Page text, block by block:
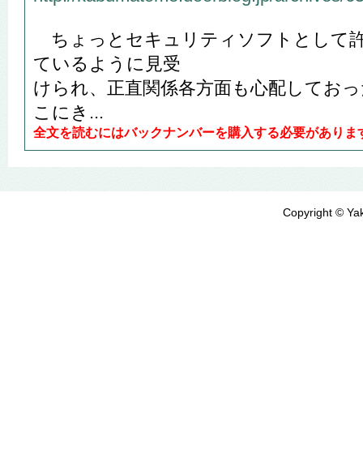
ちょっとセキュリティソフトとして
ているように見受
けられ、正直関係各方面も心配してお
こにき...
全文を読むにはバックナンバーを購入する必要がありま
Copyright ©